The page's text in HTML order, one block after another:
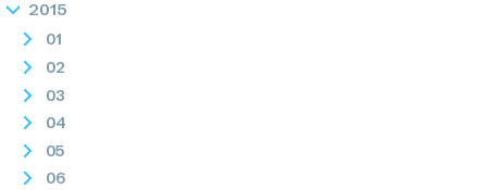
2015
01
02
03
04
05
06